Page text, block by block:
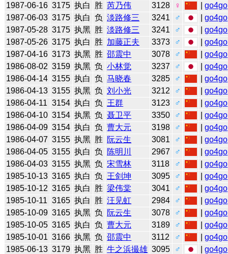
1987-06-16 3175 执白 胜 芮乃伟 3128 ♀ |go4go
1987-06-03 3175 执白 负 淡路修三 3241 ♂ |go4go
1987-05-28 3175 执黑 胜 淡路修三 3241 ♂ |go4go
1987-05-26 3175 执白 胜 加藤正夫 3373 ♂ |go4go
1987-04-16 3173 执黑 胜 邵震中 3078 ♂ |go4go
1986-08-02 3159 执黑 负 小林觉 3237 ♂ |go4go
1986-04-14 3155 执白 负 马晓春 3285 ♂ |go4go
1986-04-13 3155 执黑 负 刘小光 3212 ♂ |go4go
1986-04-11 3154 执白 负 王群 3123 ♂ |go4go
1986-04-10 3154 执黑 负 聂卫平 3350 ♂ |go4go
1986-04-09 3154 执白 负 曹大元 3198 ♂ |go4go
1986-04-07 3155 执黑 胜 阮云生 3081 ♂ |go4go
1986-04-05 3155 执白 负 陈明川 2967 ♂ |go4go
1986-04-03 3155 执黑 负 宋雪林 3118 ♂ |go4go
1985-10-13 3165 执白 负 王剑坤 3095 ♂ |go4go
1985-10-12 3165 执白 胜 梁伟棠 3041 ♂ |go4go
1985-10-11 3165 执白 胜 汪见虹 2984 ♂ |go4go
1985-10-09 3165 执黑 负 阮云生 3078 ♂ |go4go
1985-10-05 3165 执白 负 曹大元 3189 ♂ |go4go
1985-10-01 3166 执黑 负 邵震中 3112 ♂ |go4go
1985-06-13 3179 执黑 胜 牛之浜撮雄 3095 ♂ |go4go